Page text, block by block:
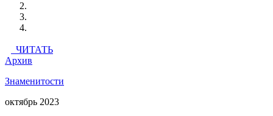
ЧИТАТЬ
Архив
Знаменитости
октябрь 2023